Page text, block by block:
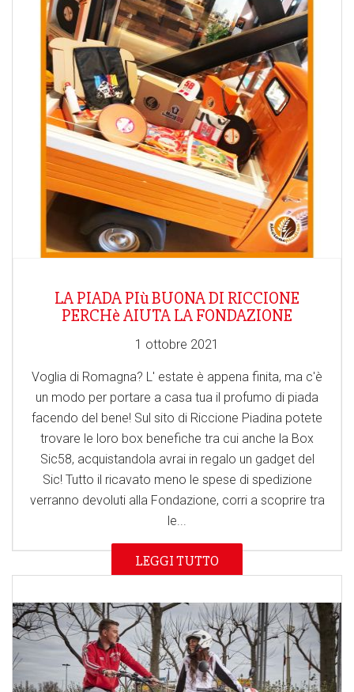
LA PIADA PIù BUONA DI RICCIONE
PERCHè AIUTA LA FONDAZIONE
1 ottobre 2021
Voglia di Romagna? L' estate è appena finita, ma c'è
un modo per portare a casa tua il profumo di piada
facendo del bene! Sul sito di Riccione Piadina potete
trovare le loro box benefiche tra cui anche la Box
Sic58, acquistandola avrai in regalo un gadget del
Sic! Tutto il ricavato meno le spese di spedizione
verranno devoluti alla Fondazione, corri a scoprire tra
le...
LEGGI TUTTO